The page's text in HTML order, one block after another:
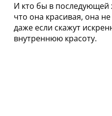
И кто бы в последующей
что она красивая, она
даже если скажут
внутреннюю красоту.